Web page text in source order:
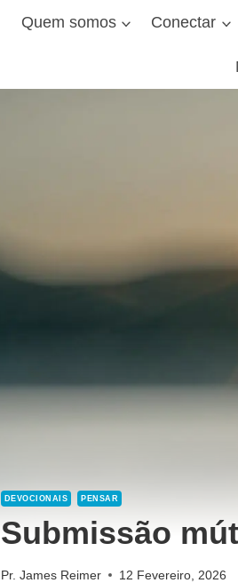
Quem somos Conectar
DEVOCIONAIS PENSAR
Submissão
Pr. James Reimer 12 Fevereiro, 2026